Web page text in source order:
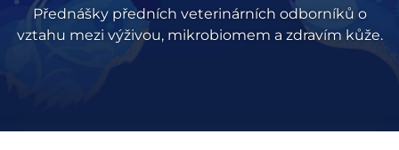
Přednášky předních veterinárních odborníků o
vztahu mezi výživou, mikrobiomem a zdravím kůže.